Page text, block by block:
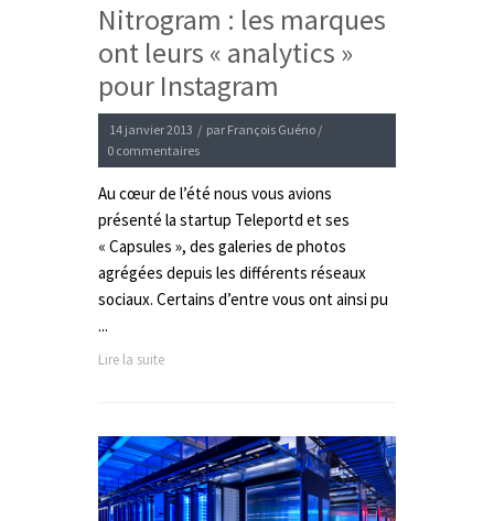
Nitrogram : les marques
ont leurs « analytics »
pour Instagram
14 janvier 2013 / par François Guéno /
0 commentaires
Au cœur de l’été nous vous avions
présenté la startup Teleportd et ses
« Capsules », des galeries de photos
agrégées depuis les différents réseaux
sociaux. Certains d’entre vous ont ainsi pu
...
Lire la suite